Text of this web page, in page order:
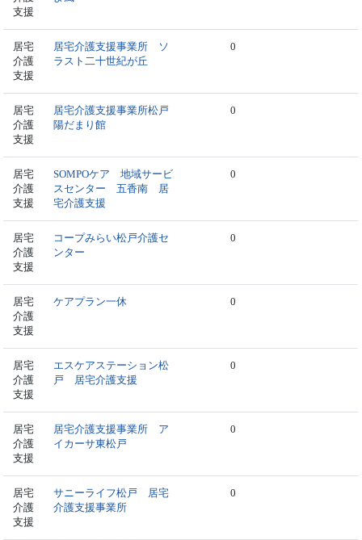
支援
居宅
介護
支援
居宅介護支援事業所 ソ
ラスト二十世紀が丘
0
居宅
介護
支援
居宅介護支援事業所松戸
陽だまり館
0
居宅
介護
支援
SOMPOケア 地域サービ
スセンター 五香南 居
宅介護支援
0
居宅
介護
支援
コープみらい松戸介護セ
ンター
0
居宅
介護
支援
ケアプラン一休 0
居宅
介護
支援
エスケアステーション松
戸 居宅介護支援
0
居宅
介護
支援
居宅介護支援事業所 ア
イカーサ東松戸
0
居宅
介護
支援
サニーライフ松戸 居宅
介護支援事業所
0